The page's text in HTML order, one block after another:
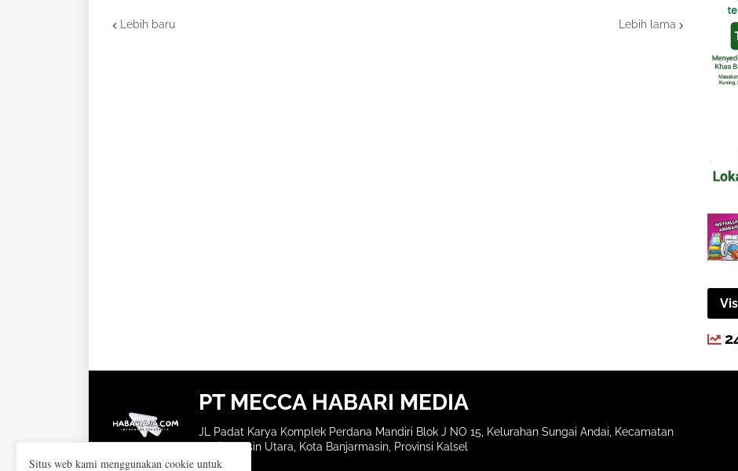
Lebih baru Lebih lama
PT MECCA HABARI MEDIA
JL Padat Karya Komplek Perdana Mandiri Blok J NO 15, Kelurahan Sungai Andai, Kecamatan
Banjarmasin Utara, Kota Banjarmasin, Provinsi Kalsel
Situs web kami menggunakan cookie untuk